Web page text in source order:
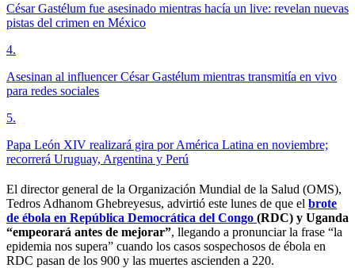
César Gastélum fue asesinado mientras hacía un live: revelan nuevas
pistas del crimen en México
4.
Asesinan al influencer César Gastélum mientras transmitía en vivo
para redes sociales
5.
Papa León XIV realizará gira por América Latina en noviembre;
recorrerá Uruguay, Argentina y Perú
El director general de la Organización Mundial de la Salud (OMS),
Tedros Adhanom Ghebreyesus, advirtió este lunes de que el brote
de ébola en República Democrática del Congo (RDC) y Uganda
“empeorará antes de mejorar”, llegando a pronunciar la frase “la
epidemia nos supera” cuando los casos sospechosos de ébola en
RDC pasan de los 900 y las muertes ascienden a 220.